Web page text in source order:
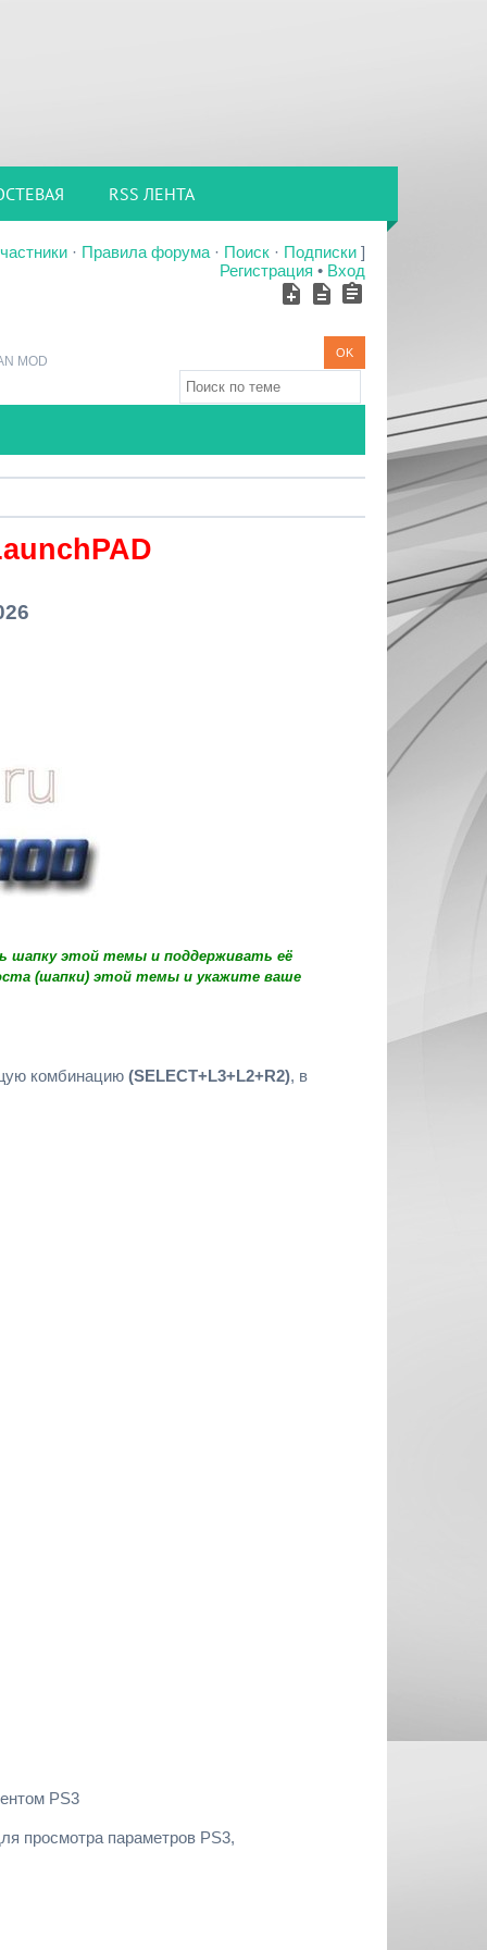
RSS ЛЕНТА
· Правила форума · Поиск · Подписки ]
Регистрация • Вход
MOD
шапку этой темы и поддерживать её
(шапки) этой темы и укажите ваше
комбинацию (SELECT+L3+L2+R2), в
PS3
просмотра параметров PS3,